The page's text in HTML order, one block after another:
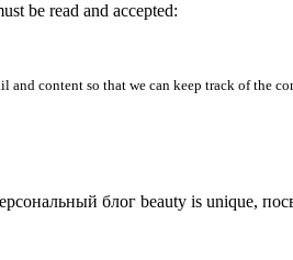
be read and accepted:
and content so that we can keep track of the
блог beauty is unique,